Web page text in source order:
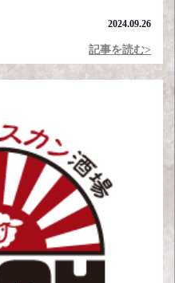
2024.09.26
記事を読む>